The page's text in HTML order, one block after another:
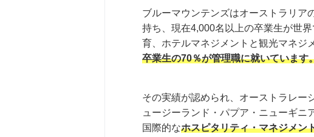
ブルーマウンテンズはオーストラリア
持ち、現在4,000名以上の卒業生が世
育、ホテルマネジメントと観光マネジ
卒業生の70％が管理職に就いています
その実績が認められ、オーストラレー
ュージーランド・パプア・ニューギニ
国際的なホスピタリティ・マネジメン